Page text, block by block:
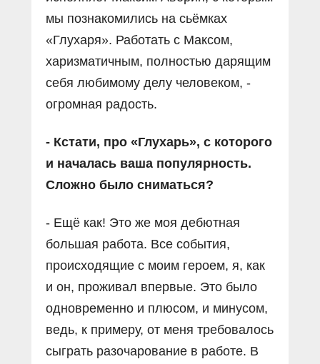
мы познакомились на сьёмках
«Глухаря». Работать с Максом,
харизматичным, полностью дарящим
себя любимому делу человеком, -
огромная радость.
- Кстати, про «Глухарь», с которого
и началась ваша популярность.
Сложно было сниматься?
- Ещё как! Это же моя дебютная
большая работа. Все события,
происходящие с моим героем, я, как
и он, проживал впервые. Это было
одновременно и плюсом, и минусом,
ведь, к примеру, от меня требовалось
сыграть разочарование в работе. В